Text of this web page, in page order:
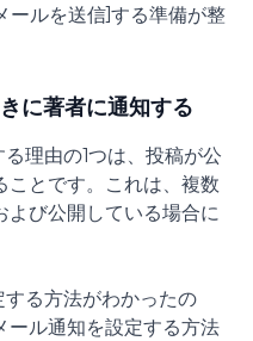
ールを送信]する準備が整
に著者に通知する
理由の1つは、投稿が公
ことです。これは、複数
び公開している場合に
る方法がわかったの
ール通知を設定する方法